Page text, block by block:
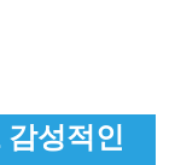
감성적인